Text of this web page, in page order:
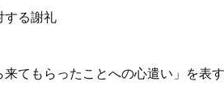
する謝礼
てもらったことへの心遣い」を表